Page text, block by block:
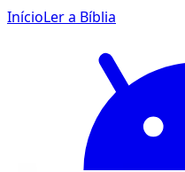
InícioLer a Bíblia